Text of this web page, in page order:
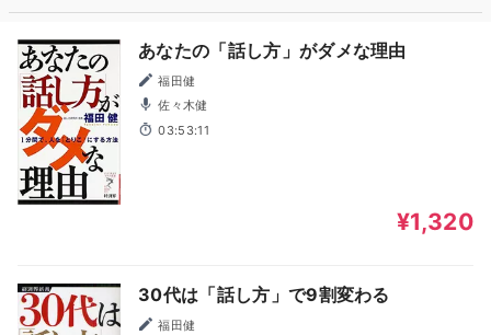
あなたの「話し方」がダメな理由
福田健
佐々木健
03:53:11
¥1,320
30代は「話し方」で9割変わる
福田健